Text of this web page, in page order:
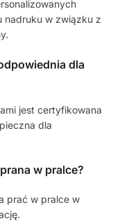
nadruku w związku z
dla
jest certyfikowana
dla
w pralce?
prać w pralce w